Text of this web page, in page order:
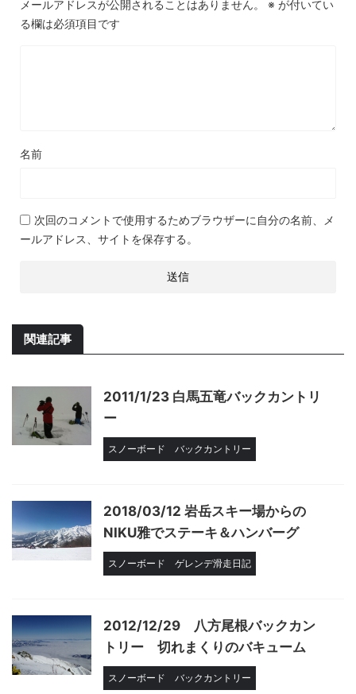
メールアドレスが公開されることはありません。 ※ が付いてい
る欄は必須項目です
名前
次回のコメントで使用するためブラウザーに自分の名前、メ
ールアドレス、サイトを保存する。
関連記事
2011/1/23 白馬五竜バックカントリ
ー
スノーボード バックカントリー
2018/03/12 岩岳スキー場からの
NIKU雅でステーキ＆ハンバーグ
スノーボード ゲレンデ滑走日記
2012/12/29 八方尾根バックカン
トリー 切れまくりのバキューム
スノーボード バックカントリー